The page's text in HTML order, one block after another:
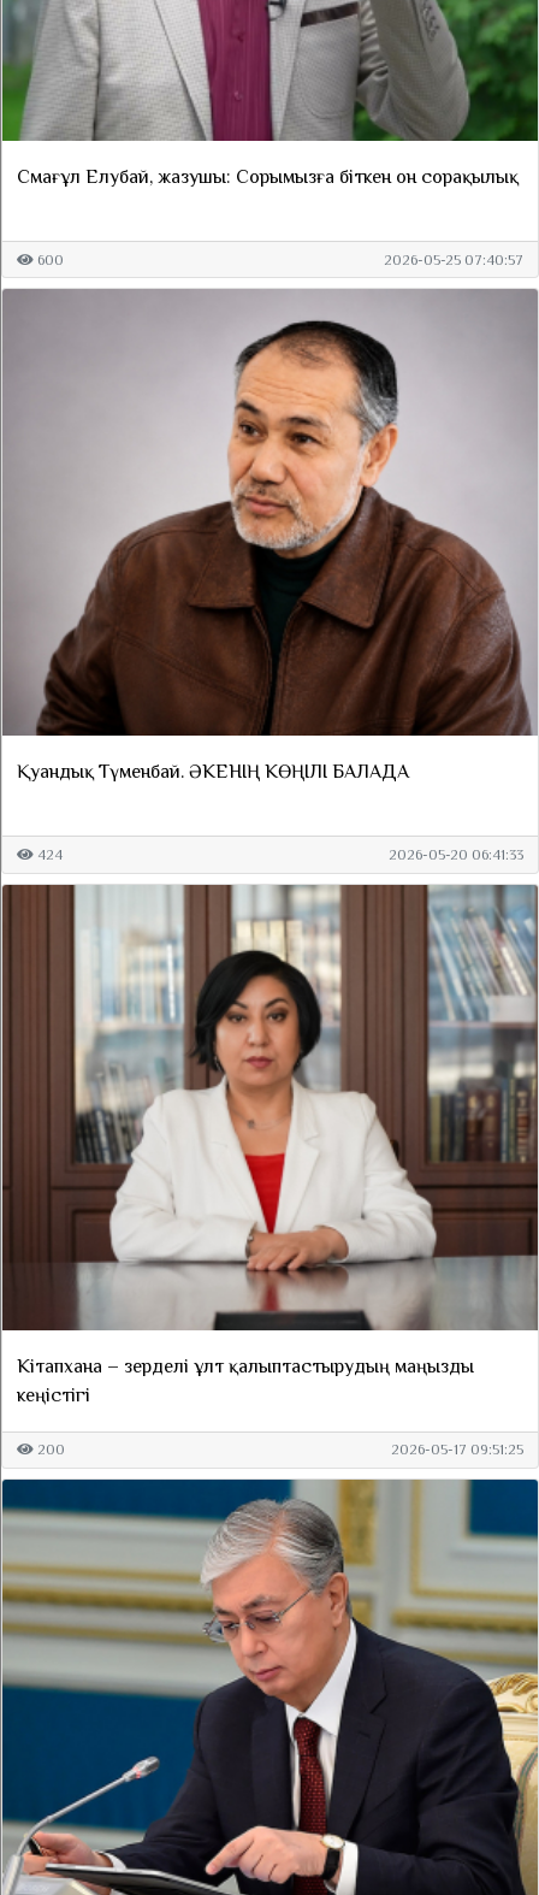
Смағұл Елубай, жазушы: Сорымызға біткен он сорақылық
600 2026-05-25 07:40:57
Қуандық Түменбай. ӘКЕНІҢ КӨҢІЛІ БАЛАДА
424 2026-05-20 06:41:33
Кітапхана – зерделі ұлт қалыптастырудың маңызды
кеңістігі
200 2026-05-17 09:51:25